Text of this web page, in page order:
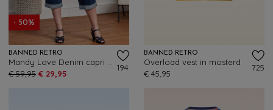
- 50%
BANNED RETRO
€ 59,95 € 29,95
194
BANNED RETRO
Overload vest in mosterd
€ 45,95
725